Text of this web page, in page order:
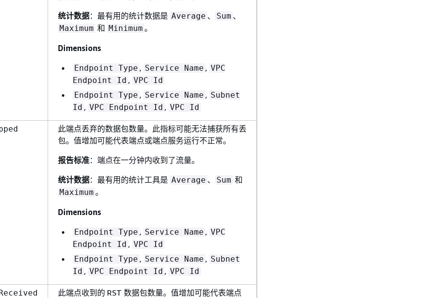
统计数据：最有用的统计数据是 Average 、 Sum 、
Maximum 和 Minimum 。
Dimensions
Endpoint Type , Service Name , VPC
Endpoint Id , VPC Id
Endpoint Type , Service Name , Subnet
Id , VPC Endpoint Id , VPC Id
此端点丢弃的数据包数量。此指标可能无法捕获所有丢
包。值增加可能代表端点或端点服务运行不正常。
报告标准：端点在一分钟内收到了流量。
统计数据：最有用的统计工具是 Average 、 Sum 和
Maximum 。
Dimensions
Endpoint Type , Service Name , VPC
Endpoint Id , VPC Id
Endpoint Type , Service Name , Subnet
Id , VPC Endpoint Id , VPC Id
此端点收到的 RST 数据包数量。值增加可能代表端点